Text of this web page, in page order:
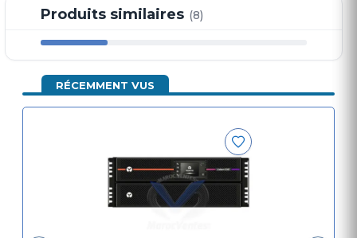
Tension de sortie:
220/230 (par défaut) /240
Facteur de puissance :
1
40 Hz à 70 Hz
94 % en ligne ; Mode 98 % ÉCO
Forme d'onde :
Onde sinusoïdale pure
Dimensions et poids du produit : 430 x 700 x 217
Produits similaires (8)
RÉCEMMENT VUS